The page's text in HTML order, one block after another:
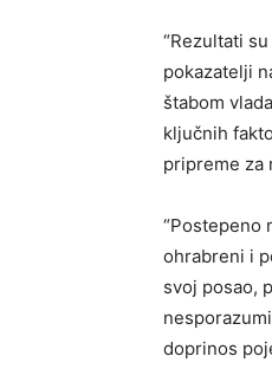
“Rezultati
pokazatelji
štabom
ključnih
pripreme za
“Postepeno
ohrabreni i
svoj posao,
doprinos